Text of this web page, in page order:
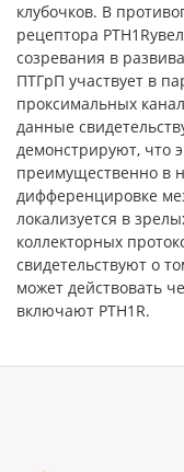
клубочков. В
рецептора
созревания в
ПТГрП участвует в
проксимальных
данные
демонстрируют, что
преимущественно в
дифференцировке
локализуется в
коллекторных
свидетельствуют о
может действовать
включают PTH1R.